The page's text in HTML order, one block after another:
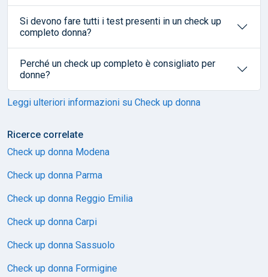
Si devono fare tutti i test presenti in un check up
completo donna?
Perché un check up completo è consigliato per
donne?
Leggi ulteriori informazioni su Check up donna
Ricerce correlate
Check up donna Modena
Check up donna Parma
Check up donna Reggio Emilia
Check up donna Carpi
Check up donna Sassuolo
Check up donna Formigine